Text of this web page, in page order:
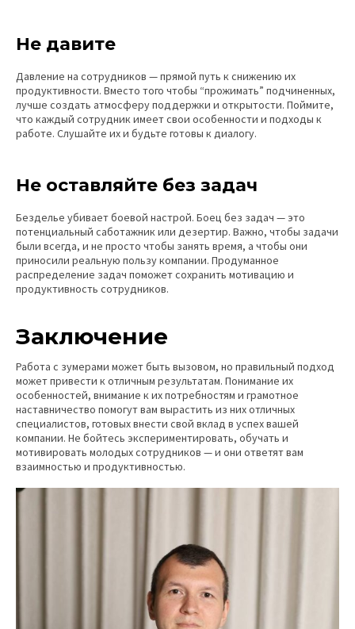
Не давите
Давление на сотрудников — прямой путь к снижению их
продуктивности. Вместо того чтобы “прожимать” подчиненных,
лучше создать атмосферу поддержки и открытости. Поймите,
что каждый сотрудник имеет свои особенности и подходы к
работе. Слушайте их и будьте готовы к диалогу.
Не оставляйте без задач
Безделье убивает боевой настрой. Боец без задач — это
потенциальный саботажник или дезертир. Важно, чтобы задачи
были всегда, и не просто чтобы занять время, а чтобы они
приносили реальную пользу компании. Продуманное
распределение задач поможет сохранить мотивацию и
продуктивность сотрудников.
Заключение
Работа с зумерами может быть вызовом, но правильный подход
может привести к отличным результатам. Понимание их
особенностей, внимание к их потребностям и грамотное
наставничество помогут вам вырастить из них отличных
специалистов, готовых внести свой вклад в успех вашей
компании. Не бойтесь экспериментировать, обучать и
мотивировать молодых сотрудников — и они ответят вам
взаимностью и продуктивностью.